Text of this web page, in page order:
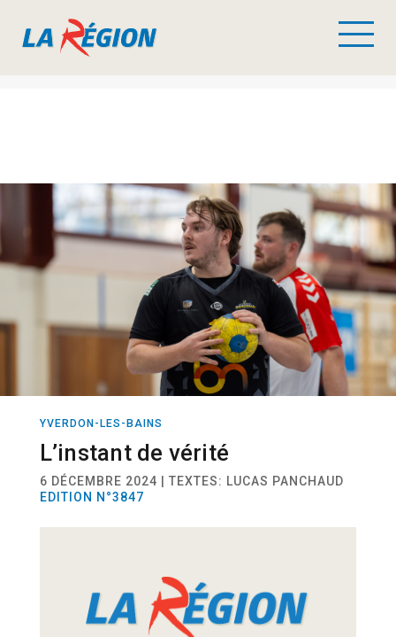
YVERDON-LES-BAINS
L’instant de vérité
6 DÉCEMBRE 2024 | TEXTES: LUCAS PANCHAUD
EDITION N°3847